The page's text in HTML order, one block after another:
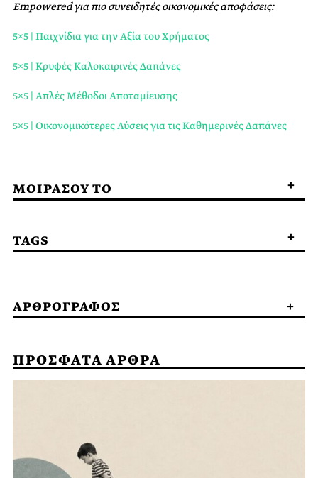
Empowered για πιο συνειδητές οικονομικές αποφάσεις:
5×5 | Παιχνίδια για την Αξία του Χρήματος
5×5 | Κρυφές Καλοκαιρινές Δαπάνες
5×5 | Απλές Μέθοδοι Αποταμίευσης
5×5 | Οικονομικότερες Λύσεις για τις Καθημερινές Δαπάνες
ΜΟΙΡΑΣΟΥ ΤΟ
TAGS
ΑΡΘΡΟΓΡΑΦΟΣ
ΠΡΟΣΦΑΤΑ ΑΡΘΡΑ